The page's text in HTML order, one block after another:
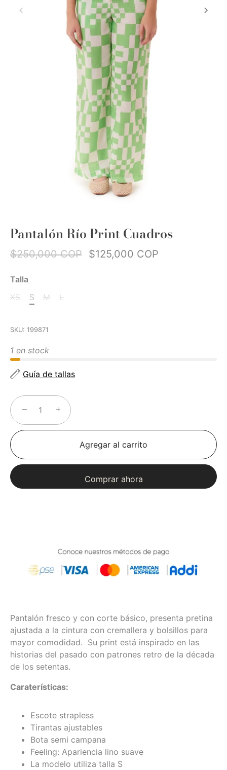
Pantalón Río Print Cuadros
$250,000 COP $125,000 COP
Talla
XS
S M L
SKU: 199871
1 en stock
Guía de tallas
− +
Agregar al carrito
Comprar ahora
Pantalón fresco y con corte básico, presenta pretina
ajustada a la cintura con cremallera y bolsillos para
mayor comodidad. Su print está inspirado en las
historias del pasado con patrones retro de la década
de los setentas.
Caraterísticas:
Escote strapless
Tirantas ajustables
Bota semi campana
Feeling: Apariencia lino suave
La modelo utiliza talla S